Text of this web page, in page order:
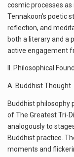
cosmic processes
Tennakoon’s poetic
reflection, and
both a literary and a
active engagement
II. Philosophical
A. Buddhist Thought
Buddhist philosophy
of The Greatest Tri-
analogously to
Buddhist practice.
moments and